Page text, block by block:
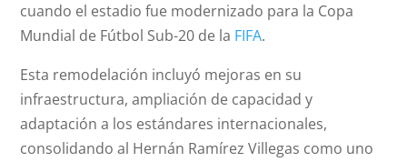
cuando el estadio fue modernizado para la Copa
Mundial de Fútbol Sub-20 de la FIFA.
Esta remodelación incluyó mejoras en su
infraestructura, ampliación de capacidad y
adaptación a los estándares internacionales,
consolidando al Hernán Ramírez Villegas como uno